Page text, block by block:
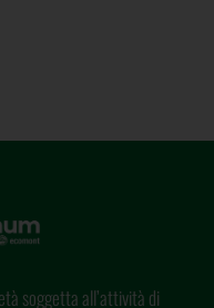
soggetta all’attività di